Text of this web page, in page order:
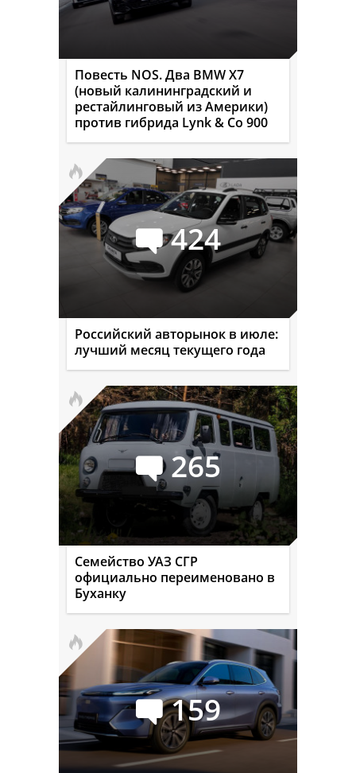
Повесть NOS. Два BMW X7
(новый калининградский и
рестайлинговый из Америки)
против гибрида Lynk & Co 900
424
Российский авторынок в июле:
лучший месяц текущего года
265
Семейство УАЗ СГР
официально переименовано в
Буханку
159